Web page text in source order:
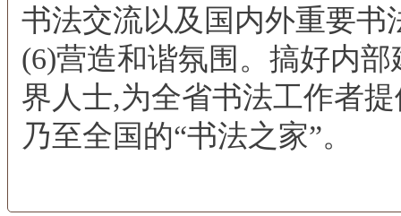
书法交流以及国内外重要书
(6)营造和谐氛围。搞好内
界人士,为全省书法工作者
乃至全国的“书法之家”。